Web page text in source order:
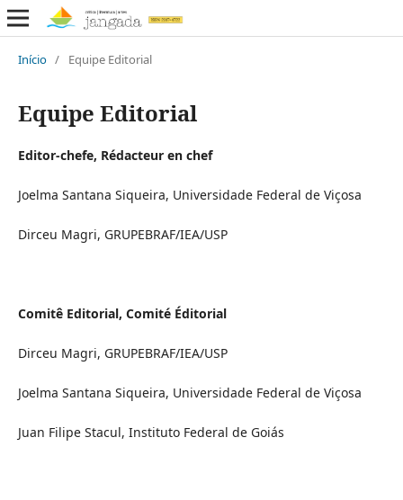
Início / Equipe Editorial
Equipe Editorial
Editor-chefe, Rédacteur en chef
Joelma Santana Siqueira, Universidade Federal de Viçosa
Dirceu Magri, GRUPEBRAF/IEA/USP
Comitê Editorial, Comité Éditorial
Dirceu Magri, GRUPEBRAF/IEA/USP
Joelma Santana Siqueira, Universidade Federal de Viçosa
Juan Filipe Stacul, Instituto Federal de Goiás